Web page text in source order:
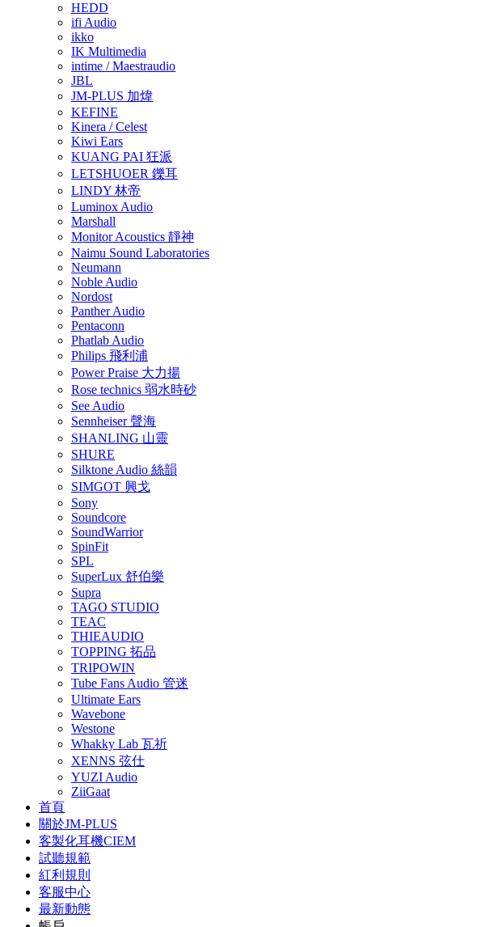
HEDD
ifi Audio
ikko
IK Multimedia
intime / Maestraudio
JBL
JM-PLUS 加煒
KEFINE
Kinera / Celest
Kiwi Ears
KUANG PAI 狂派
LETSHUOER 鑠耳
LINDY 林帝
Luminox Audio
Marshall
Monitor Acoustics 靜神
Naimu Sound Laboratories
Neumann
Noble Audio
Nordost
Panther Audio
Pentaconn
Phatlab Audio
Philips 飛利浦
Power Praise 大力揚
Rose technics 弱水時砂
See Audio
Sennheiser 聲海
SHANLING 山靈
SHURE
Silktone Audio 絲韻
SIMGOT 興戈
Sony
Soundcore
SoundWarrior
SpinFit
SPL
SuperLux 舒伯樂
Supra
TAGO STUDIO
TEAC
THIEAUDIO
TOPPING 拓品
TRIPOWIN
Tube Fans Audio 管迷
Ultimate Ears
Wavebone
Westone
Whakky Lab 瓦祈
XENNS 弦仕
YUZI Audio
ZiiGaat
首頁
關於JM-PLUS
客製化耳機CIEM
試聽規範
紅利規則
客服中心
最新動態